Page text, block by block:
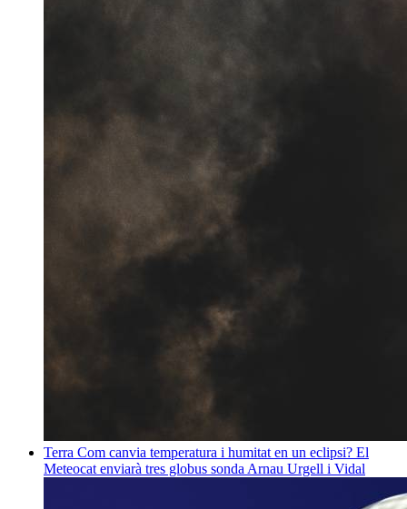
Terra Com canvia temperatura i humitat en un eclipsi? El
Meteocat enviarà tres globus sonda Arnau Urgell i Vidal